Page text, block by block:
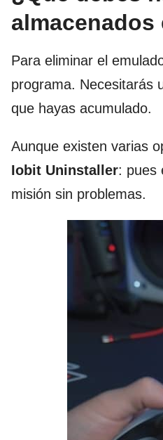
Para eliminar el
programa. Necesitarás
que hayas acumulado.
Aunque existen varias
Iobit Uninstaller: pues
misión sin problemas.